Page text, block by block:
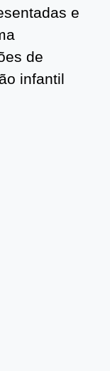
e
de
infantil